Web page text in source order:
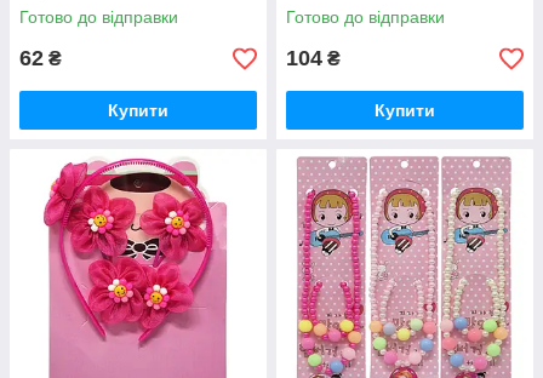
Готово до відправки
62 ₴
Купити
Готово до відправки
104 ₴
Купити